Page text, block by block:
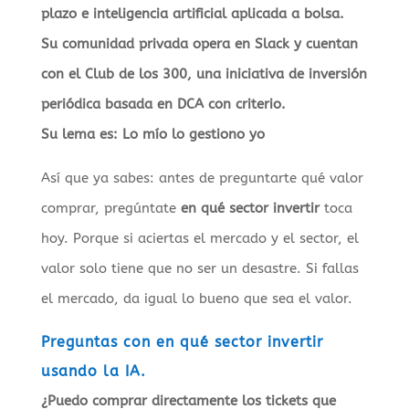
plazo e inteligencia artificial aplicada a bolsa.
Su comunidad privada opera en Slack y cuentan
con el Club de los 300, una iniciativa de inversión
periódica basada en DCA con criterio.
Su lema es: Lo mío lo gestiono yo
Así que ya sabes: antes de preguntarte qué valor
comprar, pregúntate en qué sector invertirtoca
hoy. Porque si aciertas el mercado y el sector, el
valor solo tiene que no ser un desastre. Si fallas
el mercado, da igual lo bueno que sea el valor.
Preguntas con en qué sector invertir
usando la IA.
¿Puedo comprar directamente los tickets que